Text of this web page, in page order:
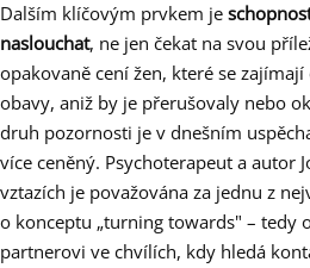
Dalším klíčovým prvkem je
naslouchat, ne jen čekat na svou
opakovaně cení žen, které se
obavy, aniž by je přerušovaly nebo
druh pozornosti je v dnešním
více ceněný. Psychoterapeut a autor
vztazích je považována za jednu z
o konceptu „turning towards" – tedy
partnerovi ve chvílích, kdy hledá